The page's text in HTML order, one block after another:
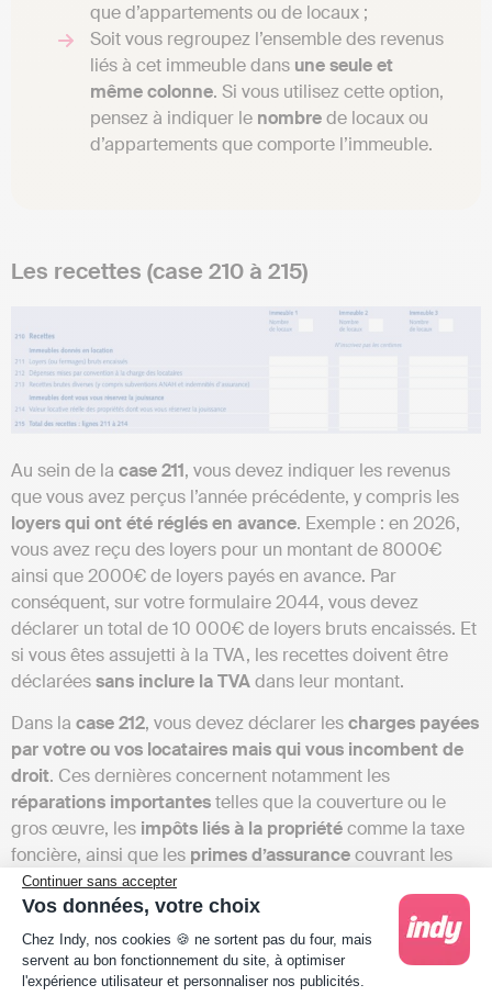
Continuer sans accepter
Vos données, votre choix
Plateforme de Gestion du Consentement :
Chez Indy, nos cookies 🍪 ne sortent pas du four, mais
servent au bon fonctionnement du site, à optimiser
l'expérience utilisateur et personnaliser nos publicités.
que d’appartements ou de locaux ;
Soit vous regroupez l’ensemble des revenus
liés à cet immeuble dans une seule et
même colonne. Si vous utilisez cette option,
pensez à indiquer le nombrede locaux ou
d’appartements que comporte l’immeuble.
Les recettes (case 210 à 215)
Au sein de la case 211, vous devez indiquer les revenus
que vous avez perçus l’année précédente, y compris les
loyers qui ont été réglés en avance. Exemple : en 2026,
vous avez reçu des loyers pour un montant de 8000€
ainsi que 2000€ de loyers payés en avance. Par
conséquent, sur votre formulaire 2044, vous devez
déclarer un total de 10 000€ de loyers bruts encaissés. Et
si vous êtes assujetti à la TVA, les recettes doivent être
déclaréessans inclure la TVAdans leur montant.
Dans la case 212, vous devez déclarer lescharges payées
par votre ou vos locataires mais qui vous incombent de
droit. Ces dernières concernent notamment les
réparations importantestelles que la couverture ou le
gros œuvre, les impôts liés à la propriétécomme la taxe
foncière, ainsi que les primes d’assurancecouvrant les
risques dont le propriétaire est responsable, comme les
incendies. Il arrive parfois que ces charges soient
initialement réglées par les locataires puis remboursées
par vos soins, mais vous devez tout de même payer des
taxes sur ces montants.